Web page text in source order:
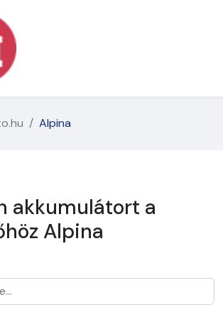
Alpina
akkumulátort a
Alpina